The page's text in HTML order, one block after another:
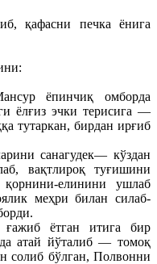
қафасни печка ёнига
ёпинчиқ омборда
ёлғиз эчки терисига —
тутаркан, бирдан ирғиб
санагудек— кўздан
вақтлироқ туғишини
елинини ушлаб
меҳри билан силаб-
ётган итига бир
атай йўталиб — томоқ
солиб бўлган, Полвонни